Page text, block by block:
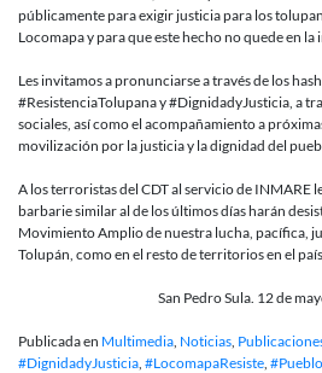
públicamente para exigir justicia para los
Locomapa y para que este hecho no quede en la
Les invitamos a pronunciarse a través de los
#ResistenciaTolupana y #DignidadyJusticia, a
sociales, así como el acompañamiento a
movilización por la justicia y la dignidad del
A los terroristas del CDT al servicio de INMARE
barbarie similar al de los últimos días harán
Movimiento Amplio de nuestra lucha, pacífica,
Tolupán, como en el resto de territorios en el país.
San Pedro Sula. 12 de
Publicada en Multimedia Noticias
#DignidadyJusticia #LocomapaResiste